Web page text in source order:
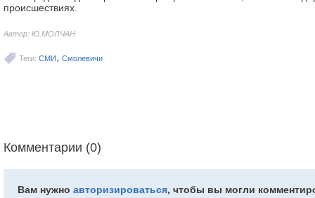
происшествиях.
Автор: Ю.МОЛЧАН
Теги: СМИ, Смолевичи
Комментарии (0)
Вам нужно авторизироваться, чтобы вы могли